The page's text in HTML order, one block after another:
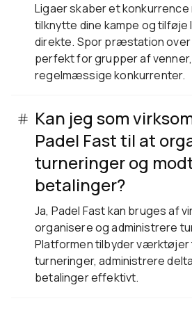
Ligaer skaber et konkurrence
tilknytte dine kampe og tilføje
direkte. Spor præstation over
perfekt for grupper af
regelmæssige konkurrenter.
Kan jeg som
Padel Fast til at
turneringer og
betalinger?
Ja, Padel Fast kan bruges af
organisere og administrere
Platformen tilbyder værktøjer
turneringer, administrere
betalinger effektivt.